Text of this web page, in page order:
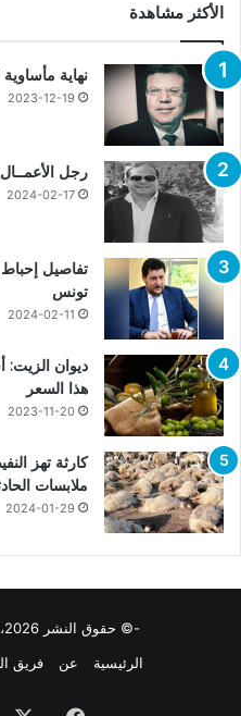
الأكثر مشاهدة
نهاية
2023-12-19
رجل
2024-02-17
تفاصيل
تونس
2024-02-11
ديوان الزيت:
هذا السعر
2023-11-20
كارثة تهز
ملابسات
2024-01-29
-© حقوق النشر 2026، جميع الحقوق محفوظة
الرئيسية
عن فريق